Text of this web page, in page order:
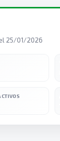
el 25/01/2026